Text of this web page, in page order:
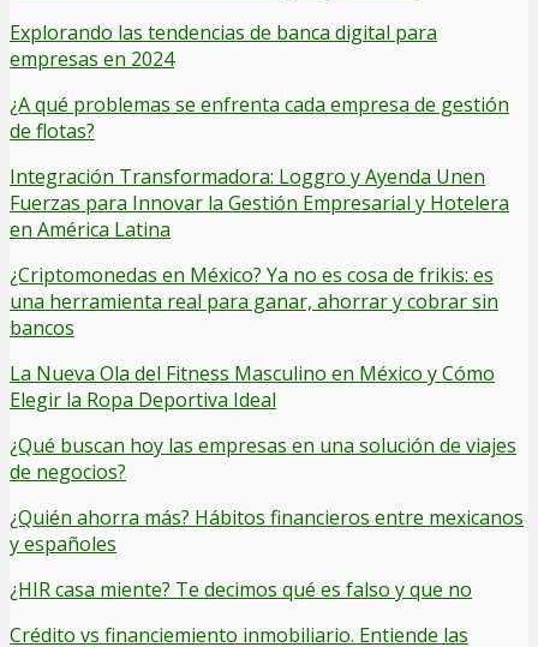
Explorando las tendencias de banca digital para
empresas en 2024
¿A qué problemas se enfrenta cada empresa de gestión
de flotas?
Integración Transformadora: Loggro y Ayenda Unen
Fuerzas para Innovar la Gestión Empresarial y Hotelera
en América Latina
¿Criptomonedas en México? Ya no es cosa de frikis: es
una herramienta real para ganar, ahorrar y cobrar sin
bancos
La Nueva Ola del Fitness Masculino en México y Cómo
Elegir la Ropa Deportiva Ideal
¿Qué buscan hoy las empresas en una solución de viajes
de negocios?
¿Quién ahorra más? Hábitos financieros entre mexicanos
y españoles
¿HIR casa miente? Te decimos qué es falso y que no
Crédito vs financiemiento inmobiliario. Entiende las